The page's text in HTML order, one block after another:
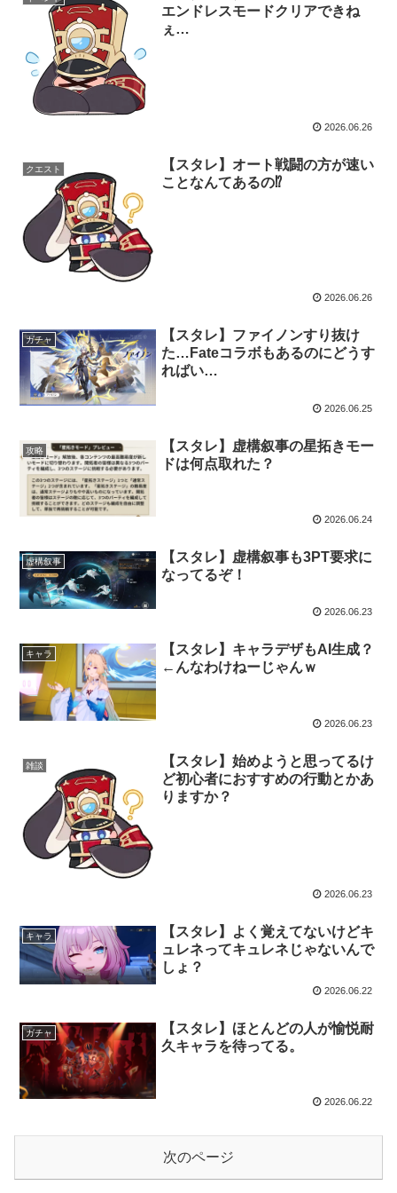
エンドレスモードクリアできね
ぇ…
2026.06.26
クエスト
【スタレ】オート戦闘の方が速い
ことなんてあるの⁉
2026.06.26
ガチャ
【スタレ】ファイノンすり抜け
た…Fateコラボもあるのにどうす
ればい…
2026.06.25
攻略
【スタレ】虚構叙事の星拓きモー
ドは何点取れた？
2026.06.24
虚構叙事
【スタレ】虚構叙事も3PT要求に
なってるぞ！
2026.06.23
キャラ
【スタレ】キャラデザもAI生成？
←んなわけねーじゃんｗ
2026.06.23
雑談
【スタレ】始めようと思ってるけ
ど初心者におすすめの行動とかあ
りますか？
2026.06.23
キャラ
【スタレ】よく覚えてないけどキ
ュレネってキュレネじゃないんで
しょ？
2026.06.22
ガチャ
【スタレ】ほとんどの人が愉悦耐
久キャラを待ってる。
2026.06.22
次のページ